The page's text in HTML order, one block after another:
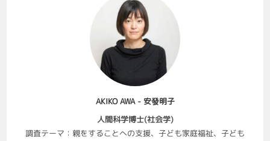
AKIKO AWA - 安發明子
人間科学博士(社会学)
調査テーマ：親をすることへの支援、子ども家庭福祉、子ども